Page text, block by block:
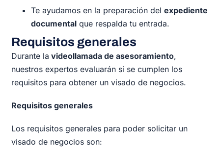
Te ayudamos en la preparación delexpediente
documental que respalda tu entrada.
Requisitos generales
Durante la videollamada de asesoramiento,
nuestros expertos evaluarán si se cumplen los
requisitos para obtener un visado de negocios.
Requisitos generales
Los requisitos generales para poder solicitar un
visado de negocios son: